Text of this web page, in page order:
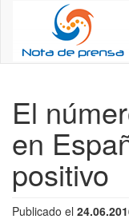
El
en
positivo
Publicado el